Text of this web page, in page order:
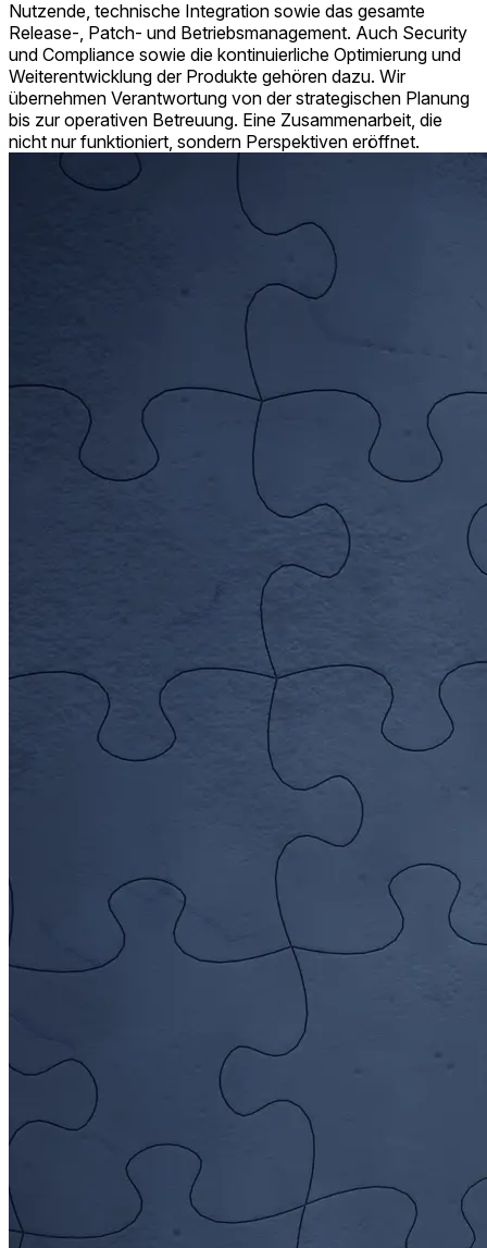
Nutzende, technische Integration sowie das gesamte
Release-, Patch- und Betriebsmanagement. Auch Security
und Compliance sowie die kontinuierliche Optimierung und
Weiterentwicklung der Produkte gehören dazu. Wir
übernehmen Verantwortung von der strategischen Planung
bis zur operativen Betreuung. Eine Zusammenarbeit, die
nicht nur funktioniert, sondern Perspektiven eröffnet.